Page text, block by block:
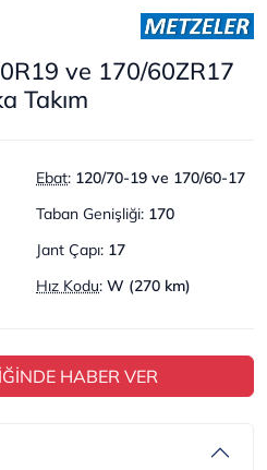
ve 170/60ZR17
Takım
Ebat: 120/70-19 ve 170/60-17
Taban Genişliği: 170
Jant Çapı: 17
Hız Kodu: W (270 km)
HABER VER